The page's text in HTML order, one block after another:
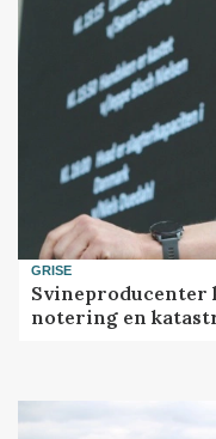
GRISE
Svineproducenter
notering en